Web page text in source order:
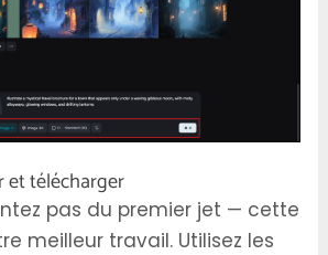
et télécharger
pas du premier jet — cette
meilleur travail. Utilisez les